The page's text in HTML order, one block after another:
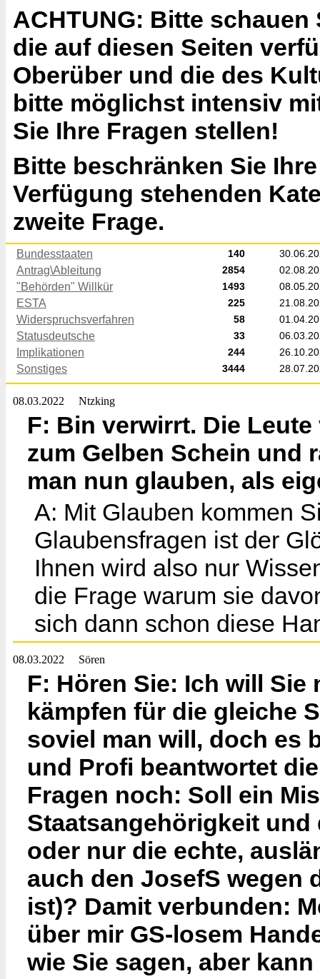
ACHTUNG: Bitte
die auf diesen Seiten
Oberüber und die des
bitte möglichst intensiv
Sie Ihre Fragen stellen!
Bitte beschränken Sie
Verfügung stehenden
zweite Frage.
Bundesstaaten 140
Antrag\Ableitung 2854
"Behörden" Willkür 1493
ESTA 225
Widerspruchsverfahren 58
Statusdeutsche 33
Implikationen 244
Sonstiges 3444
08.03.2022 Ntzking
F: Bin verwirrt. Die
zum Gelben Schein und
man nun glauben, als
A: Mit Glauben kommen
Glaubensfragen ist der
Ihnen wird also nur
die Frage warum sie
sich dann schon diese
08.03.2022 Sören
F: Hören Sie: Ich will
kämpfen für die gleiche
soviel man will, doch es
und Profi beantwortet
Fragen noch: Soll ein
Staatsangehörigkeit und
oder nur die echte,
auch den JosefS wegen
ist)? Damit verbunden:
über mir GS-losem
wie Sie sagen, aber